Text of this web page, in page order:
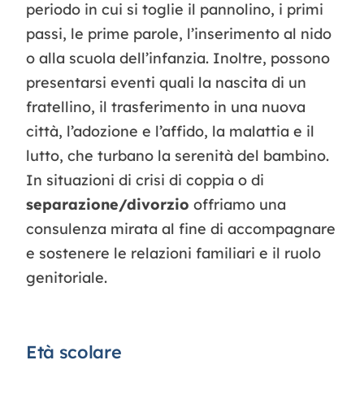
periodo in cui si toglie il pannolino, i primi
passi, le prime parole, l’inserimento al nido
o alla scuola dell’infanzia. Inoltre, possono
presentarsi eventi quali la nascita di un
fratellino, il trasferimento in una nuova
città, l’adozione e l’affido, la malattia e il
lutto, che turbano la serenità del bambino.
In situazioni di crisi di coppia o di
separazione/divorzio offriamo una
consulenza mirata al fine di accompagnare
e sostenere le relazioni familiari e il ruolo
genitoriale.
Età scolare